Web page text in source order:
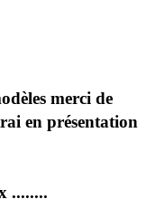
merci de
en présentation
........